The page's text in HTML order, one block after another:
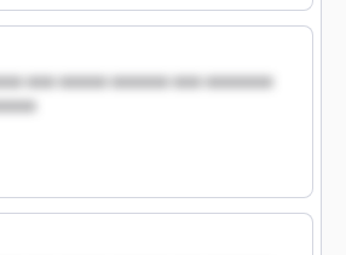
xxx xxxxx xxxxxx xxx xxxxxxx